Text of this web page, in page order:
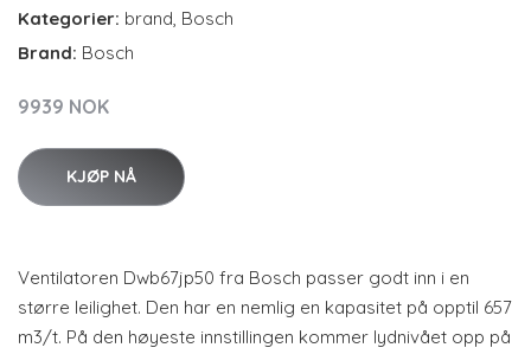
Kategorier: brand, Bosch
Brand: Bosch
9939 NOK
KJØP NÅ
Ventilatoren Dwb67jp50 fra Bosch passer godt inn i en
større leilighet. Den har en nemlig en kapasitet på opptil 657
m3/t. På den høyeste innstillingen kommer lydnivået opp på